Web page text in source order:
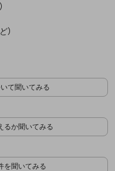
）
）
て聞いてみる
るか聞いてみる
を聞いてみる